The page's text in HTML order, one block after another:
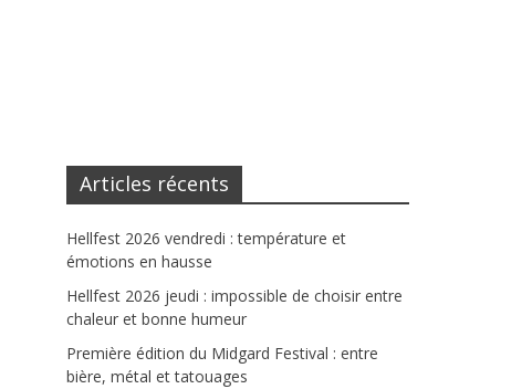
Articles récents
Hellfest 2026 vendredi : température et
émotions en hausse
Hellfest 2026 jeudi : impossible de choisir entre
chaleur et bonne humeur
Première édition du Midgard Festival : entre
bière, métal et tatouages